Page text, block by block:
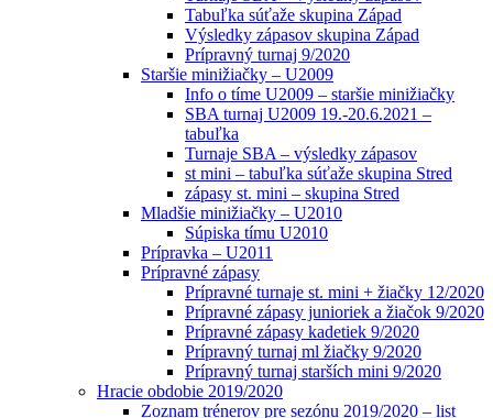
Tabuľka súťaže skupina Západ
Výsledky zápasov skupina Západ
Prípravný turnaj 9/2020
Staršie minižiačky – U2009
Info o tíme U2009 – staršie minižiačky
SBA turnaj U2009 19.-20.6.2021 –
tabuľka
Turnaje SBA – výsledky zápasov
st mini – tabuľka súťaže skupina Stred
zápasy st. mini – skupina Stred
Mladšie minižiačky – U2010
Súpiska tímu U2010
Prípravka – U2011
Prípravné zápasy
Prípravné turnaje st. mini + žiačky 12/2020
Prípravné zápasy junioriek a žiačok 9/2020
Prípravné zápasy kadetiek 9/2020
Prípravný turnaj ml žiačky 9/2020
Prípravný turnaj starších mini 9/2020
Hracie obdobie 2019/2020
Zoznam trénerov pre sezónu 2019/2020 – list